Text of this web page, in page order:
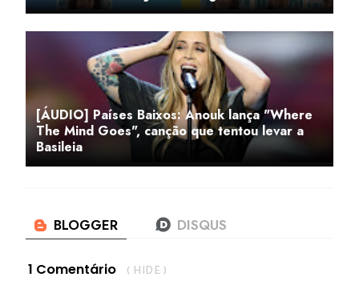
[ÁUDIO] Países Baixos: Anouk lança "Where
The Mind Goes", canção que tentou levar a
Basileia
1 Comentário ( HIDE )